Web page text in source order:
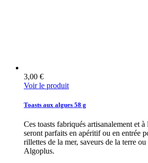
3,00 €
Voir le produit
Toasts aux algues 58 g
Ces toasts fabriqués artisanalement et
seront parfaits en apéritif ou en entrée
rillettes de la mer, saveurs de la terre ou
Algoplus.